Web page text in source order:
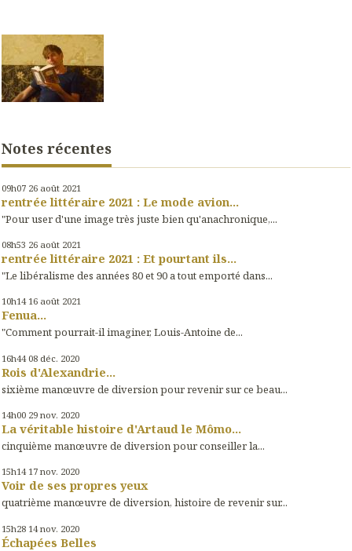
Notes récentes
09h07 26 août 2021
rentrée littéraire 2021 : Le mode avion...
"Pour user d'une image très juste bien qu'anachronique,...
08h53 26 août 2021
rentrée littéraire 2021 : Et pourtant ils...
"Le libéralisme des années 80 et 90 a tout emporté dans...
10h14 16 août 2021
Fenua...
"Comment pourrait-il imaginer, Louis-Antoine de...
16h44 08 déc. 2020
Rois d'Alexandrie...
sixième manœuvre de diversion pour revenir sur ce beau...
14h00 29 nov. 2020
La véritable histoire d'Artaud le Mômo...
cinquième manœuvre de diversion pour conseiller la...
15h14 17 nov. 2020
Voir de ses propres yeux
quatrième manœuvre de diversion, histoire de revenir sur...
15h28 14 nov. 2020
Échapées Belles